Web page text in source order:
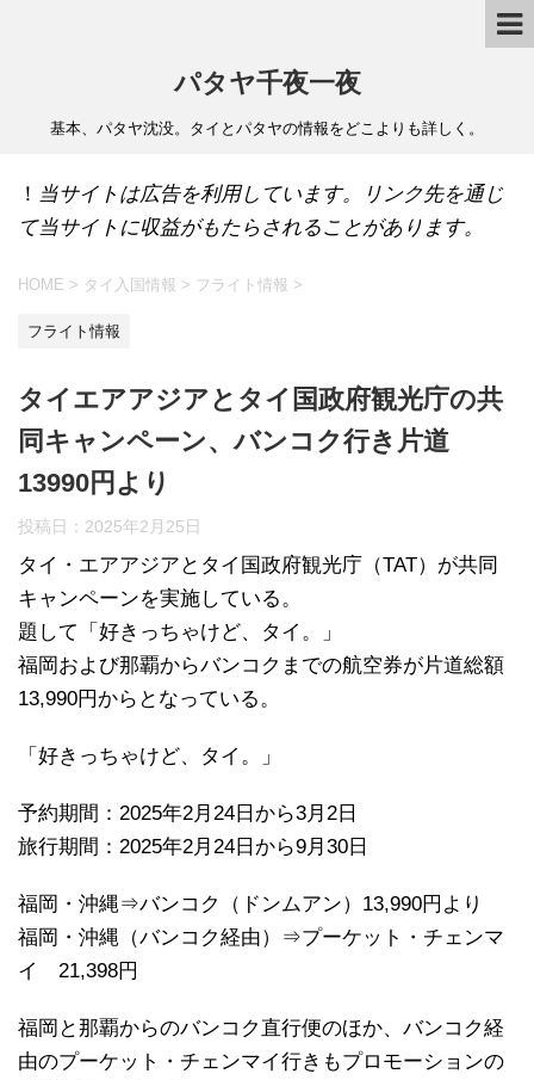
パタヤ千夜一夜
基本、パタヤ沈没。タイとパタヤの情報をどこよりも詳しく。
！ 当サイトは広告を利用しています。リンク先を通じ
て当サイトに収益がもたらされることがあります。
HOME > タイ入国情報 > フライト情報 >
フライト情報
タイエアアジアとタイ国政府観光庁の共
同キャンペーン、バンコク行き片道
13990円より
投稿日： 2025年2月25日
タイ・エアアジアとタイ国政府観光庁（TAT）が共同
キャンペーンを実施している。
題して「好きっちゃけど、タイ。」
福岡および那覇からバンコクまでの航空券が片道総額
13,990円からとなっている。
「好きっちゃけど、タイ。」
予約期間：2025年2月24日から3月2日
旅行期間：2025年2月24日から9月30日
福岡・沖縄⇒バンコク（ドンムアン）13,990円より
福岡・沖縄（バンコク経由）⇒プーケット・チェンマ
イ 21,398円
福岡と那覇からのバンコク直行便のほか、バンコク経
由のプーケット・チェンマイ行きもプロモーションの